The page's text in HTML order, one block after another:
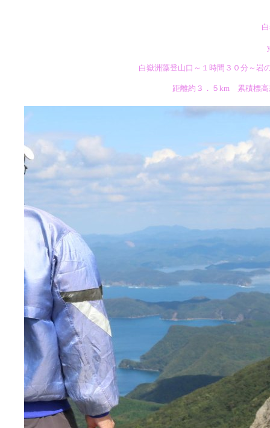
白嶽洲藻登山口～１時間３０分～岩
距離約３．５km 累積